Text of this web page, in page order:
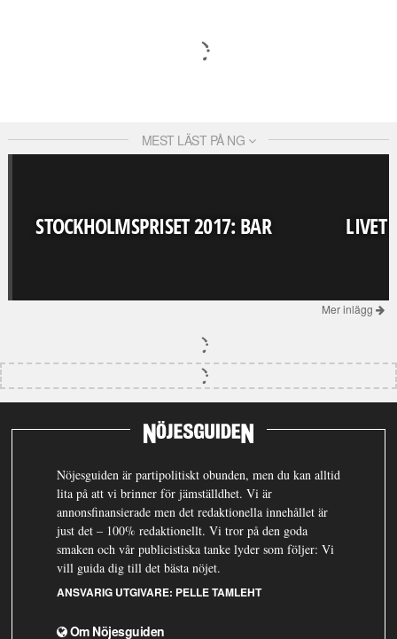
MEST LÄST PÅ NG
STOCKHOLMSPRISET 2017: BAR LIVET
Mer inlägg
Nöjesguiden är partipolitiskt obunden, men du kan alltid
lita på att vi brinner för jämställdhet. Vi är
annonsfinansierade men det redaktionella innehållet är
just det – 100% redaktionellt. Vi tror på den goda
smaken och vår publicistiska tanke lyder som följer: Vi
vill guida dig till det bästa nöjet.
ANSVARIG UTGIVARE: PELLE TAMLEHT
Om Nöjesguiden